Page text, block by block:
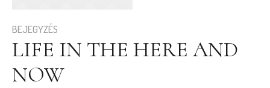
BEJEGYZÉS
LIFE IN THE HERE AND
NOW